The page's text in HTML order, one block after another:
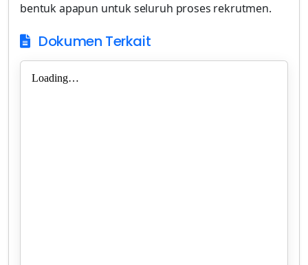
bentuk apapun untuk seluruh proses rekrutmen.
Dokumen Terkait